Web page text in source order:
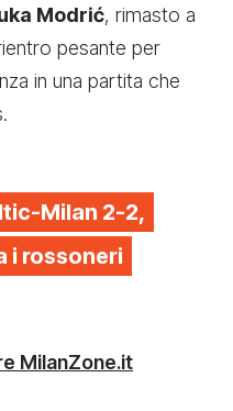
Modrić, rimasto a
pesante per
in una partita che
Milan 2-2,
i rossoneri
MilanZone.it